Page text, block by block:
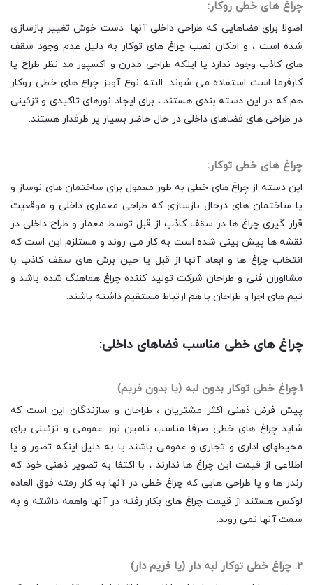
چراغ های خطی روکار:
اصولا برای فضاهایی که طراحی داخلی آنها دست خوش تغییر بازسازی
شده است ، و امکان نصب چراغ های توکار به دلیل عدم وجود سقف
های کاذب وجود ندارد یا اینکه طراحی مدرن و اکسپوز مد نظر طراح یا
کارفرما است استفاده می شوند. البته نوع آویز چراغ های خطی روکار
هم که در این دسته بندی هستند ، برای ایجاد نورهای تاکیدی و تزئینی
در طراحی های فضاهای داخلی در حال حاضر بسیار پر طرفدار هستند.
چراغ های خطی توکار:
این دسته از چراغ های خطی به طور معمول برای ساختمان های نوساز و
یا ساختمان های درحال بازسازی که طراحی معماری داخلی و موقعیت
قرار گیری چراغ ها در سقف کاذب از قبل توسط معمار و طراح داخلی در
نقشه ها پیش بینی شده است به کار می روند و مستلزم این است که
انتخاب چراغ ها و ابعاد آنها از قبل یا حین برش های سقف کاذب با
مشااوران فنی و طراحان شرکت تولید کننده چراغ هماهنگ شده باشد و
تیم های اجرا و طراحان با هم ارتباط مستقیم داشته باشند.
چراغ های خطی مناسب فضاهای داخلی:
1.چراغ خطی توکار بدون لبه (یا بدون فریم)
پیش فرض ذهنی اکثر مشتریان ، طراحان و سازندگان این است که
شاید چراغ های خطی صرفا مناسب تامین نور عمومی و تزئینی برای
محیطهای اداری و تجاری و عمومی باشند یا به دلیل اینکه تصور و یا
اطلاعی از قیمت این چراغ ها ندارند ، با اکتفا به تصویر ذهنی خود که
رندر ها و یا طراحی هایی که چراغ خطی در آنها به کار رفته فوق العاده
لوکس هستند از قیمت چراغ های بکار رفته در آنها واهمه داشته و به
سمت آنها نمی روند.
2. چراغ خطی توکار لبه دار (یا فریم دار)